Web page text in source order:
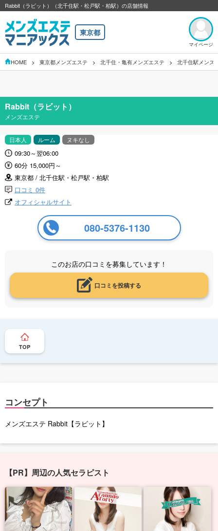
Rabbit（ラビット）（北千住駅・松戸駅・柏駅）の店舗情報
東京都
マイページ
HOME 東京都メンズエステ 北千住・亀有メンズエステ 北千住駅メンズ
Rabbit（ラビット）
メンズエステ
日本人 ルーム ヌキなし
09:30～翌06:00
60分 15,000円～
東京都 / 北千住駅・松戸駅・柏駅
口コミ 0件
オフィシャルサイト
080-5376-1130
このお店の口コミを募集しています！
口コミを投稿する
TOP
コンセプト
メンズエステ Rabbit【ラビット】
【PR】周辺の人気セラピスト